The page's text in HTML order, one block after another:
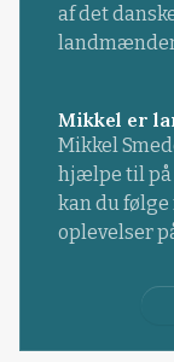
af det
Mikkel er
Mikkel
hjælpe til på
kan du
oplevelser